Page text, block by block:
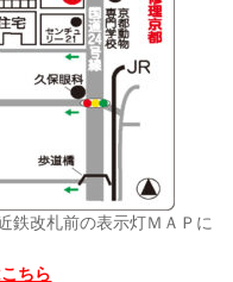
近鉄改札前の表示灯ＭＡＰに
ちら